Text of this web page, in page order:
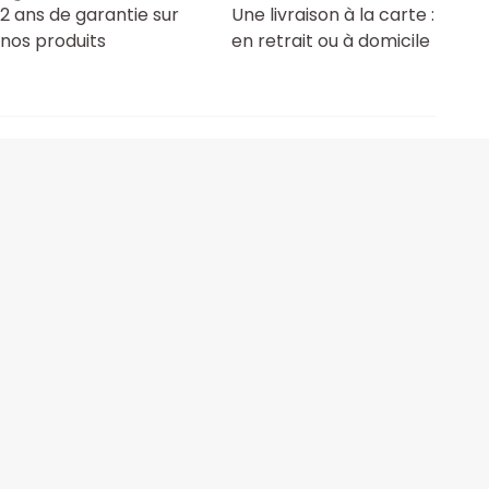
2 ans de garantie sur
nos produits
Une livraison à la carte :
en retrait ou à domicile